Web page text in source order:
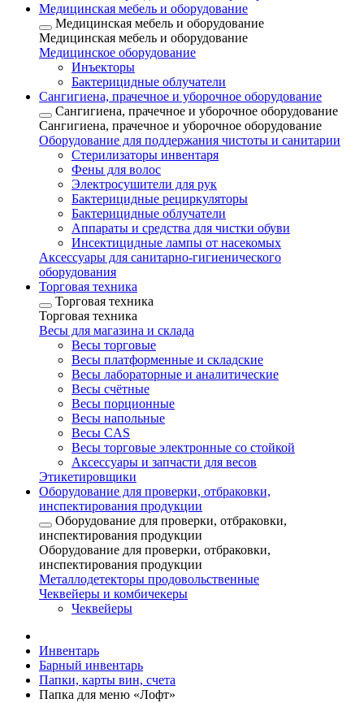
Медицинская мебель и оборудование
Медицинская мебель и оборудование
Медицинская мебель и оборудование
Медицинское оборудование
Инъекторы
Бактерицидные облучатели
Сангигиена, прачечное и уборочное оборудование
Сангигиена, прачечное и уборочное оборудование
Сангигиена, прачечное и уборочное оборудование
Оборудование для поддержания чистоты и санитарии
Стерилизаторы инвентаря
Фены для волос
Электросушители для рук
Бактерицидные рециркуляторы
Бактерицидные облучатели
Аппараты и средства для чистки обуви
Инсектицидные лампы от насекомых
Аксессуары для санитарно-гигиенического
оборудования
Торговая техника
Торговая техника
Торговая техника
Весы для магазина и склада
Весы торговые
Весы платформенные и складские
Весы лабораторные и аналитические
Весы счётные
Весы порционные
Весы напольные
Весы CAS
Весы торговые электронные со стойкой
Аксессуары и запчасти для весов
Этикетировщики
Оборудование для проверки, отбраковки,
инспектирования продукции
Оборудование для проверки, отбраковки,
инспектирования продукции
Оборудование для проверки, отбраковки,
инспектирования продукции
Металлодетекторы продовольственные
Чеквейеры и комбичекеры
Чеквейеры
Инвентарь
Барный инвентарь
Папки, карты вин, счета
Папка для меню «Лофт»